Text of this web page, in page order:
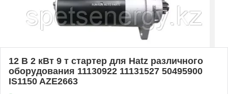
12 В 2 кВт 9 т стартер для Hatz различного
оборудования 11130922 11131527 50495900
IS1150 AZE2663